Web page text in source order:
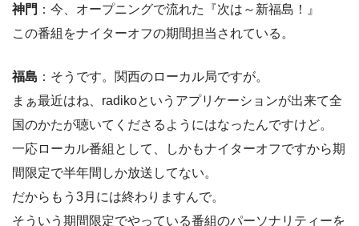
神門 ：今、オープニングで流れた『次は～新福島！』
この番組をナイターオフの期間担当されている。
福島 ：そうです。関西のローカル局ですが。
まぁ最近はね、radikoというアプリケーションが出来て全
国のかたが聴いてくださるようにはなったんですけど。
一応ローカル番組として、しかもナイターオフですから期
間限定で半年間しか放送してない。
だからもう3月には終わりますんで。
そういう期間限定でやっている番組のパーソナリティーを